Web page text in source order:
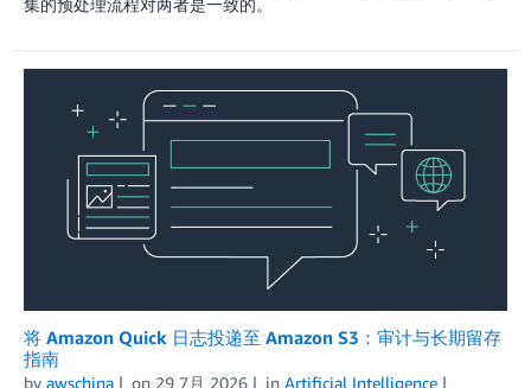
将 Amazon Quick 日志投递至 Amazon S3：审计与长期留存
指南
by awschina on 29 7月 2026 in Artificial Intelligence